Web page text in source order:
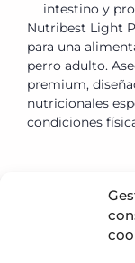
intestino y
Nutribest Light
para una
perro adulto.
premium,
nutricionales
condiciones
Política de